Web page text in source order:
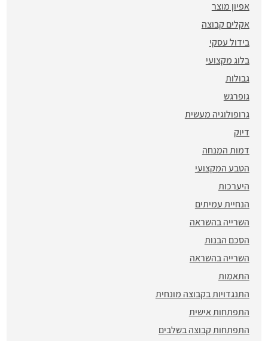
אפיון מוצר
אקלים קבוצה
בידול עסקי
בלוג מקצועי
גבולות
גופרגש
גרופולוגיה מעשית
דיוק
דמות המנחה
הטבע המקצועי
היערכות
הנחיית עמיתים
השרייה בהשראה
הסכם הבנות
השרייה בהשראה
התאמות
התנגדויות בקבוצה מונחית
התפתחות אישית
התפתחות קבוצה בשלבים